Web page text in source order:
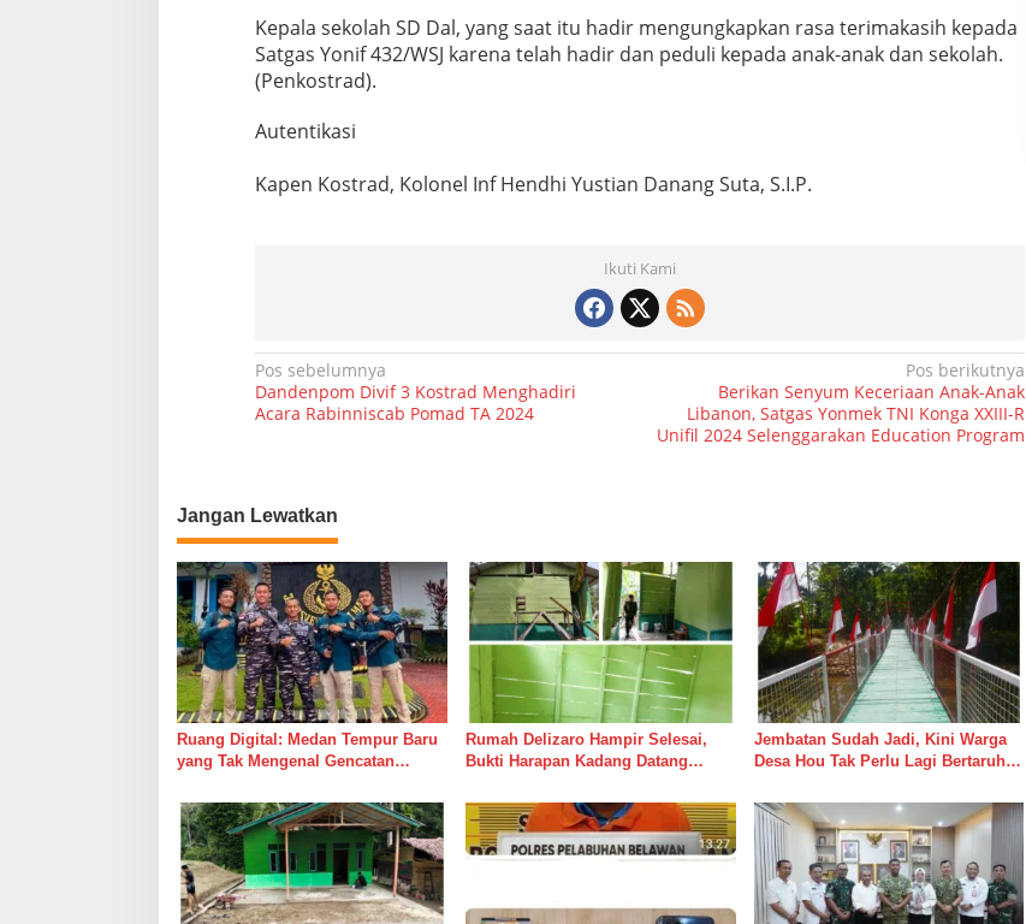
n
a
s
P
p
Kepala sekolah SD Dal, yang saat itu hadir mengungkapkan rasa terimakasih kepada
Satgas Yonif 432/WSJ karena telah hadir dan peduli kepada anak-anak dan sekolah.
(Penkostrad).
Autentikasi
Kapen Kostrad, Kolonel Inf Hendhi Yustian Danang Suta, S.I.P.
Ikuti Kami
N
a
g
a
s
i
p
o
s
Pos sebelumnya
Dandenpom Divif 3 Kostrad Menghadiri
Acara Rabinniscab Pomad TA 2024
Pos berikutnya
Berikan Senyum Keceriaan Anak-Anak
Libanon, Satgas Yonmek TNI Konga XXIII-R
Unifil 2024 Selenggarakan Education Program
Jangan Lewatkan
Ruang Digital: Medan Tempur Baru
yang Tak Mengenal Gencatan
Rumah Delizaro Hampir Selesai,
Bukti Harapan Kadang Datang
Jembatan Sudah Jadi, Kini Warga
Desa Hou Tak Perlu Lagi Bertaruh